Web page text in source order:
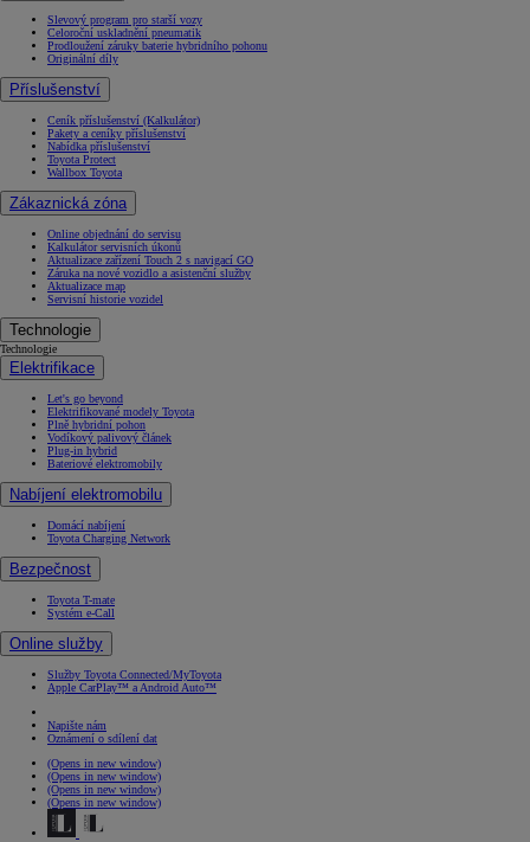
Slevový program pro starší vozy
Celoroční uskladnění pneumatik
Prodloužení záruky baterie hybridního pohonu
Originální díly
Příslušenství
Ceník příslušenství (Kalkulátor)
Pakety a ceníky příslušenství
Nabídka příslušenství
Toyota Protect
Wallbox Toyota
Zákaznická zóna
Online objednání do servisu
Kalkulátor servisních úkonů
Aktualizace zařízení Touch 2 s navigací GO
Záruka na nové vozidlo a asistenční služby
Aktualizace map
Servisní historie vozidel
Technologie
Technologie
Elektrifikace
Let's go beyond
Elektrifikované modely Toyota
Plně hybridní pohon
Vodíkový palivový článek
Plug-in hybrid
Bateriové elektromobily
Nabíjení elektromobilu
Domácí nabíjení
Toyota Charging Network
Bezpečnost
Toyota T-mate
Systém e-Call
Online služby
Služby Toyota Connected/MyToyota
Apple CarPlay™ a Android Auto™
Napište nám
Oznámení o sdílení dat
(Opens in new window)
(Opens in new window)
(Opens in new window)
(Opens in new window)